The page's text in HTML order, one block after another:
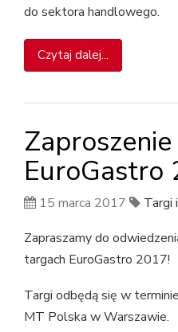
do sektora handlowego.
Czytaj dalej...
EuroGastro
15 marca 2017
Targi
Zapraszamy do
targach EuroGastro 2017!
Targi odbędą się w
MT Polska w Warszawie.